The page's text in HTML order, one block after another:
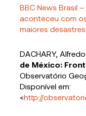
BBC News Brasil
aconteceu com
maiores
DACHARY,
de México:
Observatório
Disponível em:
<http://